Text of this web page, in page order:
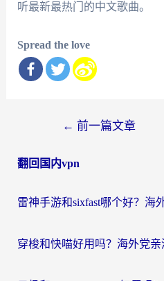
听最新最热门的中文歌曲。
Spread the love
导
← 前一篇文章
翻回国内vpn